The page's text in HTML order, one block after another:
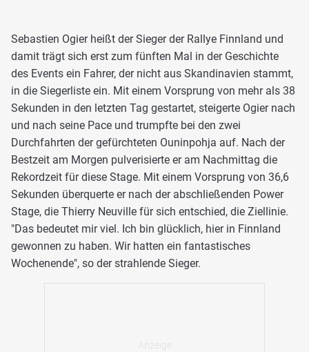
Sebastien Ogier heißt der Sieger der Rallye Finnland und
damit trägt sich erst zum fünften Mal in der Geschichte
des Events ein Fahrer, der nicht aus Skandinavien stammt,
in die Siegerliste ein. Mit einem Vorsprung von mehr als 38
Sekunden in den letzten Tag gestartet, steigerte Ogier nach
und nach seine Pace und trumpfte bei den zwei
Durchfahrten der gefürchteten Ouninpohja auf. Nach der
Bestzeit am Morgen pulverisierte er am Nachmittag die
Rekordzeit für diese Stage. Mit einem Vorsprung von 36,6
Sekunden überquerte er nach der abschließenden Power
Stage, die Thierry Neuville für sich entschied, die Ziellinie.
"Das bedeutet mir viel. Ich bin glücklich, hier in Finnland
gewonnen zu haben. Wir hatten ein fantastisches
Wochenende", so der strahlende Sieger.